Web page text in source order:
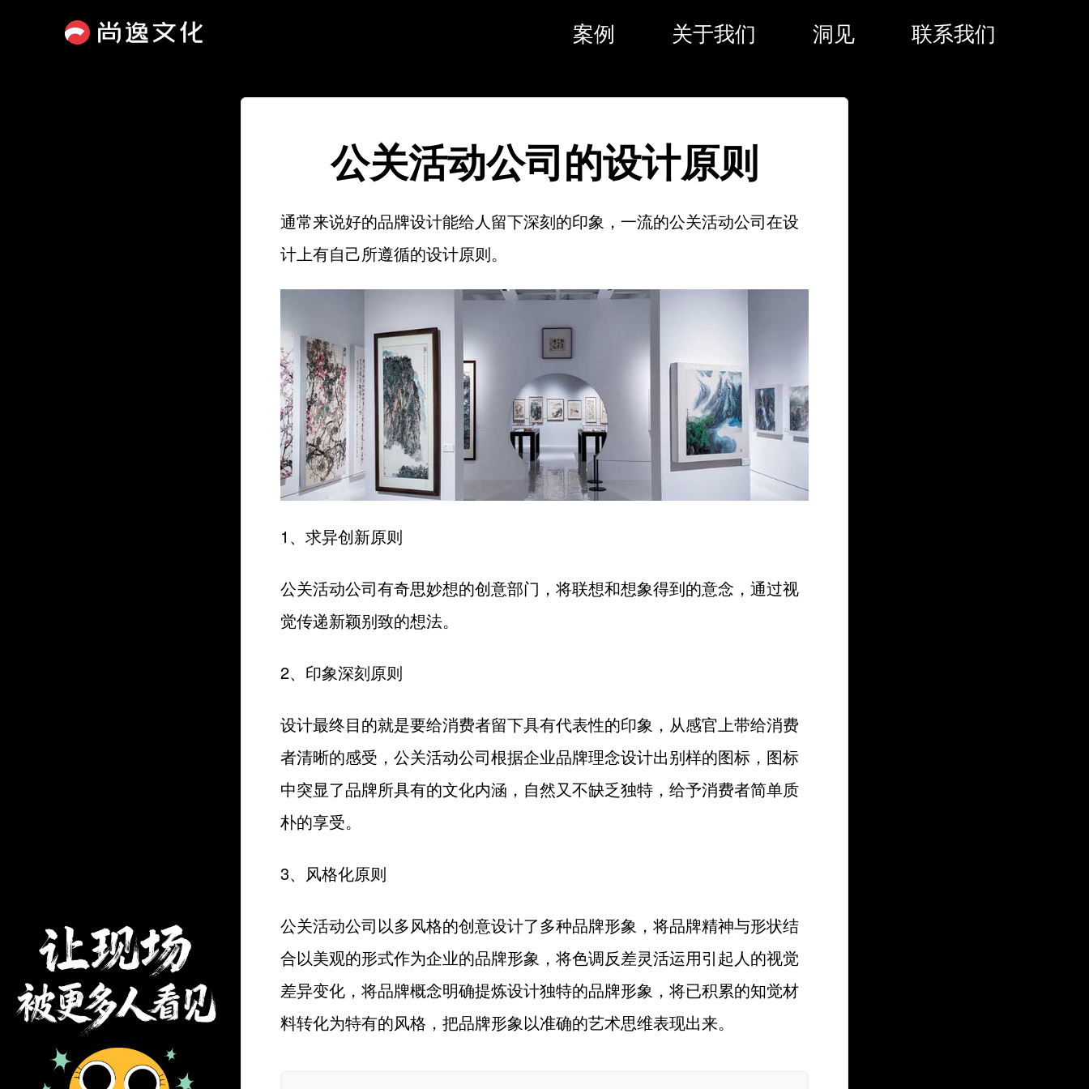
案例 关于我们 洞见 联系我们
公关活动公司的设计原则
通常来说好的品牌设计能给人留下深刻的印象，一流的公关活动公司在设
计上有自己所遵循的设计原则。
1、求异创新原则
公关活动公司有奇思妙想的创意部门，将联想和想象得到的意念，通过视
觉传递新颖别致的想法。
2、印象深刻原则
设计最终目的就是要给消费者留下具有代表性的印象，从感官上带给消费
者清晰的感受，公关活动公司根据企业品牌理念设计出别样的图标，图标
中突显了品牌所具有的文化内涵，自然又不缺乏独特，给予消费者简单质
朴的享受。
3、风格化原则
公关活动公司以多风格的创意设计了多种品牌形象，将品牌精神与形状结
合以美观的形式作为企业的品牌形象，将色调反差灵活运用引起人的视觉
差异变化，将品牌概念明确提炼设计独特的品牌形象，将已积累的知觉材
料转化为特有的风格，把品牌形象以准确的艺术思维表现出来。